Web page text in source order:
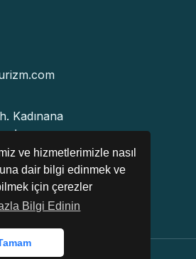
ve hizmetlerimizle nasıl
dair bilgi edinmek ve
için çerezler
Bilgi Edinin
Kadınana